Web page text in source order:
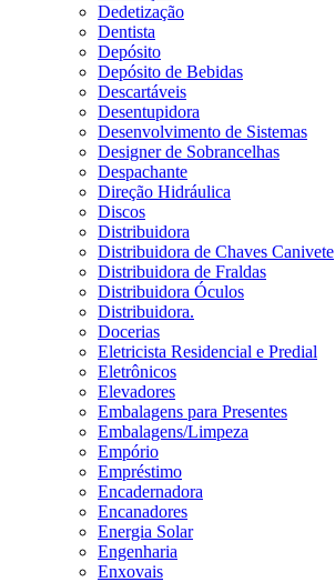
Dedetização
Dentista
Depósito
Depósito de Bebidas
Descartáveis
Desentupidora
Desenvolvimento de Sistemas
Designer de Sobrancelhas
Despachante
Direção Hidráulica
Discos
Distribuidora
Distribuidora de Chaves Canivete
Distribuidora de Fraldas
Distribuidora Óculos
Distribuidora.
Docerias
Eletricista Residencial e Predial
Eletrônicos
Elevadores
Embalagens para Presentes
Embalagens/Limpeza
Empório
Empréstimo
Encadernadora
Encanadores
Energia Solar
Engenharia
Enxovais